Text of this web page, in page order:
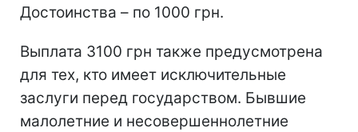
Достоинства – по 1000 грн.
Выплата 3100 грн также предусмотрена
для тех, кто имеет исключительные
заслуги перед государством. Бывшие
малолетние и несовершеннолетние